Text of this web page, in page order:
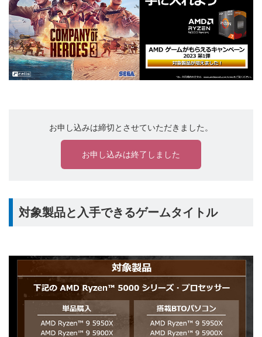
お申し込みは締切とさせていただきました。
お申し込みは終了しました
対象製品と入手できるゲームタイトル